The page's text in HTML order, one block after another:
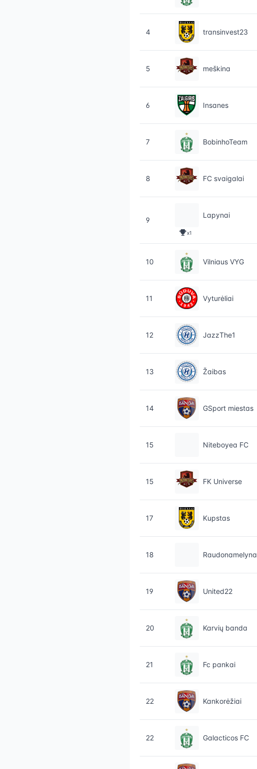
4 transinvest23
5 meškina
6 Insanes
7 BobinhoTeam
8 FC svaigalai
9
Lapynai
x1
10 Vilniaus VYG
11 Vyturėliai
12 JazzThe1
13 Žaibas
14 GSport miestas
15 Niteboyea FC
15 FK Universe
17 Kupstas
18 Raudonamelyna
19 United22
20 Karvių banda
21 Fc pankai
22 Kankorėžiai
22 Galacticos FC